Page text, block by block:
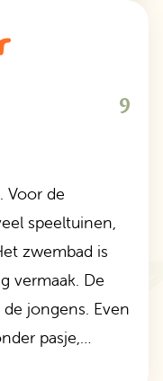
9
Voor de
speeltuinen,
zwembad is
vermaak. De
jongens. Even
pasje,…